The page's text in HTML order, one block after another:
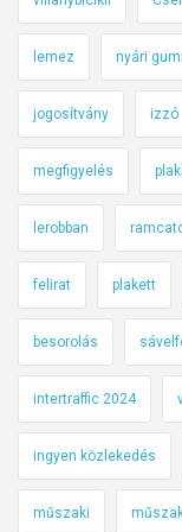
lemez nyári gumi
jogosítvány izzó
megfigyelés
lerobban
felirat plakett
besorolás
intertraffic 2024
ingyen közlekedés
műszaki